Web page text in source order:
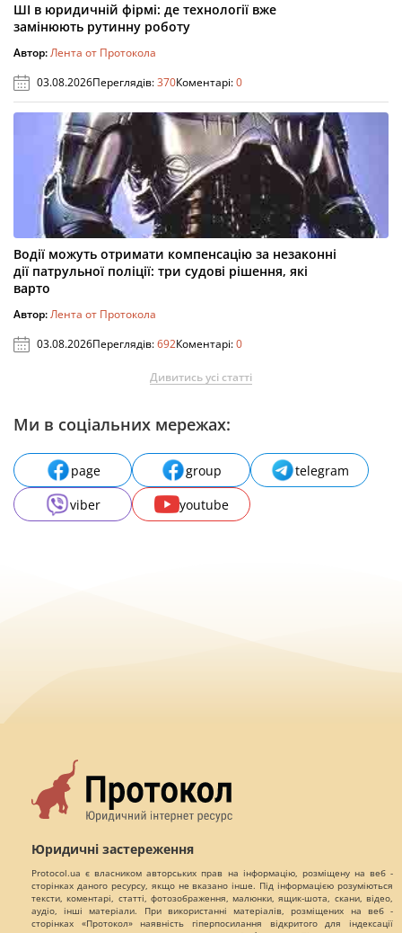
ШІ в юридичній фірмі: де технології вже
замінюють рутинну роботу
Автор:Лента от Протокола
03.08.2026Переглядів:370Коментарі:0
Водії можуть отримати компенсацію за незаконні
дії патрульної поліції: три судові рішення, які
варто
Автор:Лента от Протокола
03.08.2026Переглядів:692Коментарі:0
Дивитись усі статті
Ми в соціальних мережах:
page group
telegram
viber
youtube
Юридичні застереження
Protocol.ua є власником авторських прав на інформацію, розміщену на веб -
сторінках даного ресурсу, якщо не вказано інше. Під інформацією розуміються
тексти, коментарі, статті, фотозображення, малюнки, ящик-шота, скани, відео,
аудіо, інші матеріали. При використанні матеріалів, розміщених на веб -
сторінках «Протокол» наявність гіперпосилання відкритого для індексації